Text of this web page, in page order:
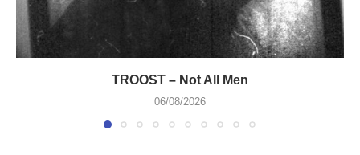
TROOST – Not All Men
06/08/2026